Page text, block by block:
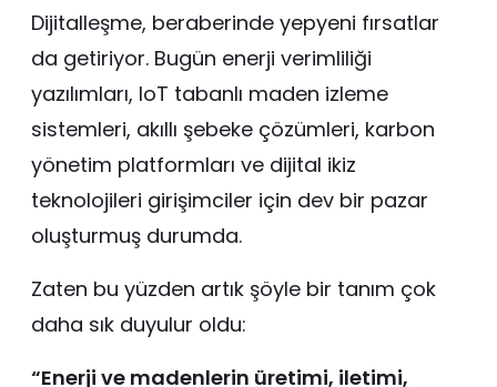
Dijitalleşme, beraberinde yepyeni fırsatlar
da getiriyor. Bugün enerji verimliliği
yazılımları, IoT tabanlı maden izleme
sistemleri, akıllı şebeke çözümleri, karbon
yönetim platformları ve dijital ikiz
teknolojileri girişimciler için dev bir pazar
oluşturmuş durumda.
Zaten bu yüzden artık şöyle bir tanım çok
daha sık duyulur oldu:
“Enerji ve madenlerin üretimi, iletimi,